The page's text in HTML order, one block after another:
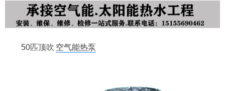
50匹顶吹 空气能热泵